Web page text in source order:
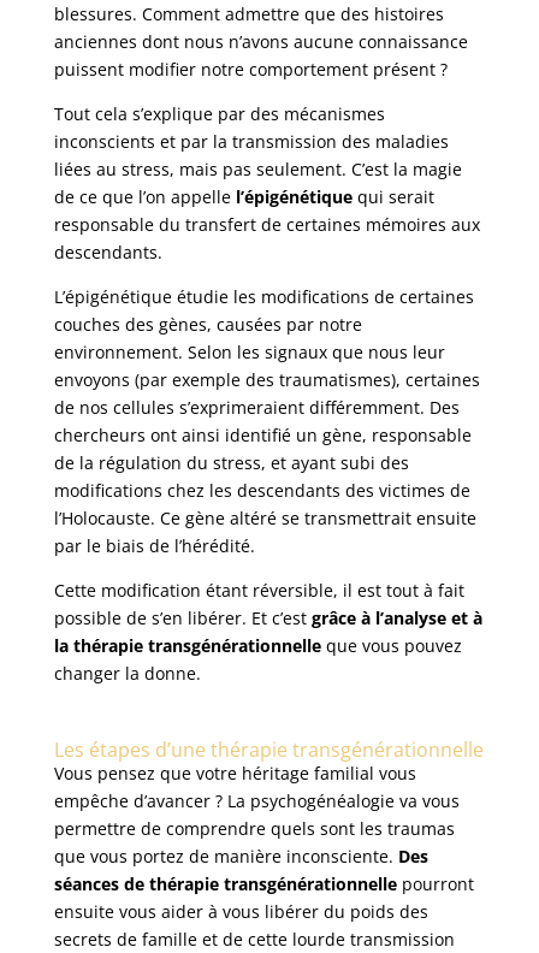
blessures. Comment admettre que des histoires
anciennes dont nous n’avons aucune connaissance
puissent modifier notre comportement présent ?
Tout cela s’explique par des mécanismes
inconscients et par la transmission des maladies
liées au stress, mais pas seulement. C’est la magie
de ce que l’on appelle l’épigénétiquequi serait
responsable du transfert de certaines mémoires aux
descendants.
L’épigénétique étudie les modifications de certaines
couches des gènes, causées par notre
environnement. Selon les signaux que nous leur
envoyons (par exemple des traumatismes), certaines
de nos cellules s’exprimeraient différemment. Des
chercheurs ont ainsi identifié un gène, responsable
de la régulation du stress, et ayant subi des
modifications chez les descendants des victimes de
l’Holocauste. Ce gène altéré se transmettrait ensuite
par le biais de l’hérédité.
Cette modification étant réversible, il est tout à fait
possible de s’en libérer. Et c’est grâce à l’analyse et à
la thérapie transgénérationnelleque vous pouvez
changer la donne.
Les étapes d’une thérapie transgénérationnelle
Vous pensez que votre héritage familial vous
empêche d’avancer ? La psychogénéalogie va vous
permettre de comprendre quels sont les traumas
que vous portez de manière inconsciente. Des
séances de thérapie transgénérationnellepourront
ensuite vous aider à vous libérer du poids des
secrets de famille et de cette lourde transmission